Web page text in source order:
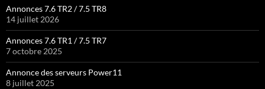
Annonces 7.6 TR2 / 7.5 TR8
14 juillet 2026
Annonces 7.6 TR1 / 7.5 TR7
7 octobre 2025
Annonce des serveurs Power11
8 juillet 2025